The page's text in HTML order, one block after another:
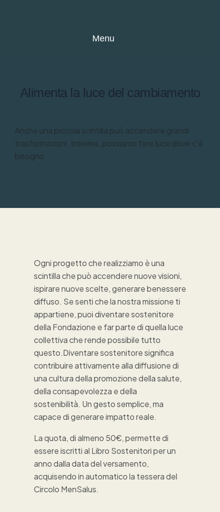
Menu
Alimenta la luce del cambiamento
Anche una piccola scintilla può accendere grandi
trasformazioni. Insieme, possiamo fare luce dove c’è
bisogno
Ogni progetto che realizziamo è una
scintilla che può accendere nuove visioni,
ispirare nuove scelte, generare benessere
diffuso. Se senti che la nostra missione ti
appartiene, puoi diventare sostenitore
della Fondazione e far parte di quella luce
collettiva che rende possibile tutto
questo.Diventare sostenitore significa
contribuire attivamente alla diffusione di
una cultura della promozione della salute,
della consapevolezza e della
sostenibilità. Un gesto semplice, ma
capace di generare impatto reale.
La quota, di almeno 50€, permette di
essere iscritti al Libro Sostenitori per un
anno dalla data del versamento,
acquisendo in automatico la tessera del
Circolo MenSalus.